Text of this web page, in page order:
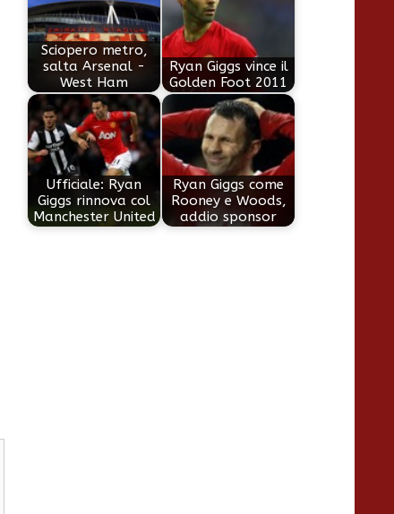
Sciopero metro,
salta Arsenal -
West Ham
Ryan Giggs vince il
Golden Foot 2011
Ufficiale: Ryan
Giggs rinnova col
Manchester United
Ryan Giggs come
Rooney e Woods,
addio sponsor